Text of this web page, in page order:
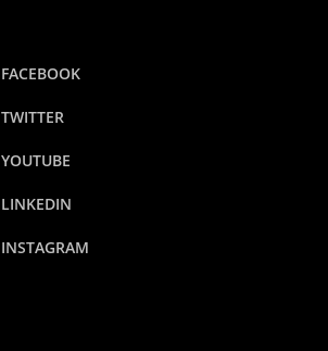
FACEBOOK
TWITTER
YOUTUBE
LINKEDIN
INSTAGRAM